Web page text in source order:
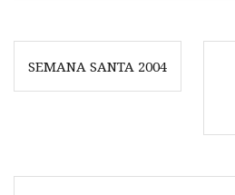
Navegación
de
entradas
SEMANA SANTA 2004